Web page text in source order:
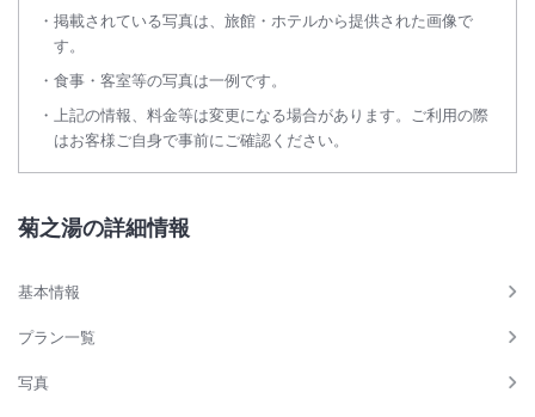
掲載されている写真は、旅館・ホテルから提供された画像で
す。
食事・客室等の写真は一例です。
上記の情報、料金等は変更になる場合があります。ご利用の際
はお客様ご自身で事前にご確認ください。
菊之湯の詳細情報
基本情報
プラン一覧
写真